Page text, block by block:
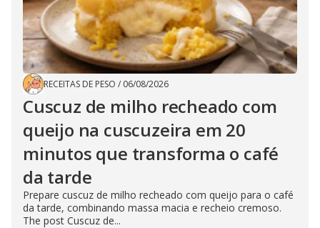
RECEITAS DE PESO / 06/08/2026
Cuscuz de milho recheado com
queijo na cuscuzeira em 20
minutos que transforma o café
da tarde
Prepare cuscuz de milho recheado com queijo para o café
da tarde, combinando massa macia e recheio cremoso.
The post Cuscuz de...